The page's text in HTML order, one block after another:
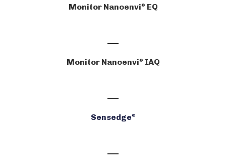
Monitor Nanoenvi® EQ
Monitor Nanoenvi® IAQ
Sensedge®